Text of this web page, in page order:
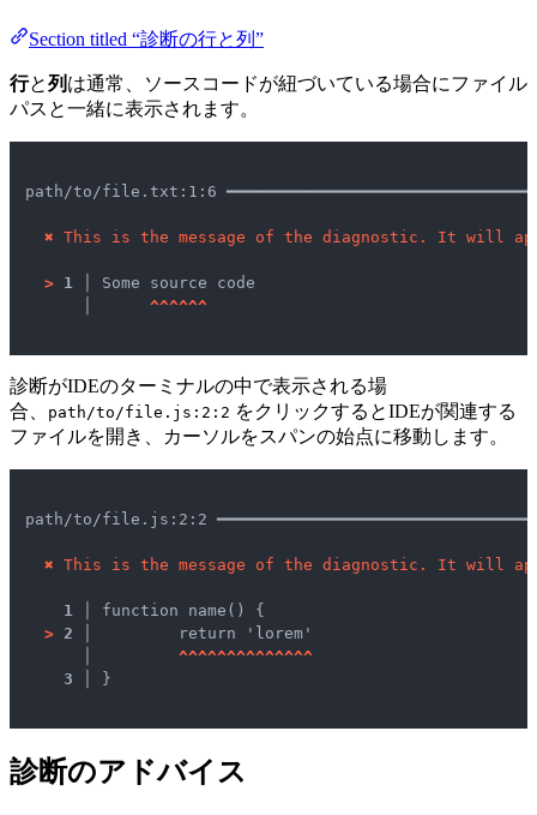
Section titled “診断の行と列”
行と列 は通常、ソースコードが紐づいている場合にファイル
パスと一緒に表示されます。
path/to/file.txt:1:6
✖ This is the message of the diagnostic. It will
> 1 │ Some source code
^^^^^^
診断がIDEのターミナルの中で表示される場
合、
path/to/file.js:2:2 をクリックするとIDEが関連する
ファイルを開き、カーソルをスパンの始点に移動します。
path/to/file.js:2:2
✖ This is the message of the diagnostic. It will
1 │
> 2 │
^^^^^^^^^^^^^^
3 │ }
診断のアドバイス